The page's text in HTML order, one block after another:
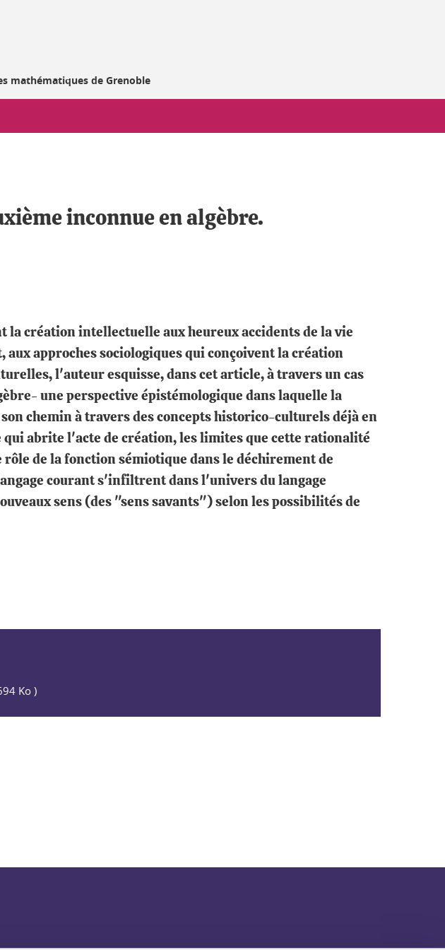
mathématiques de Grenoble
inconnue en algèbre.
création intellectuelle aux heureux accidents de la vie
approches sociologiques qui conçoivent la création
l'auteur esquisse, dans cet article, à travers un cas
une perspective épistémologique dans laquelle la
chemin à travers des concepts historico-culturels déjà en
abrite l'acte de création, les limites que cette rationalité
de la fonction sémiotique dans le déchirement de
courant s'infiltrent dans l'univers du langage
sens (des "sens savants") selon les possibilités de
Ko )